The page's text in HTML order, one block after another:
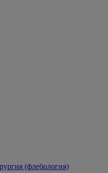
(флебология)